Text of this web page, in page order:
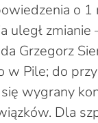
o 1
zmianie
Grzegorz
Pile; do
wygrany
Dla